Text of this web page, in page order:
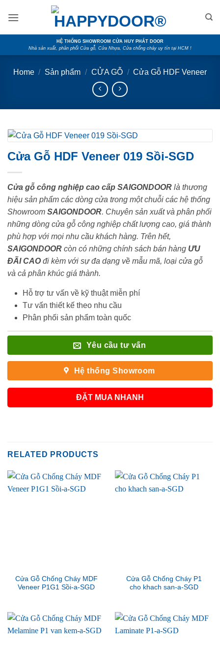
HỆ THỐNG SHOWROOM CỬA HUY PHÁT DOOR
Nhà sản xuất, phân phối Cửa gỗ, Cửa Nhựa, Cửa chống cháy uy tín tại HCM !
Home / Sản phẩm / CỬA GỖ / Cửa Gỗ HDF Veneer
Cửa Gỗ HDF Veneer 019 Sồi-SGD
Cửa gỗ công nghiệp cao cấp SAIGONDOOR là thương
hiệu sản phẩm các dòng cửa trong một chuỗi các hệ thống
Showroom SAIGONDOOR. Chuyên sản xuất và phân phối
những dòng cửa gỗ công nghiệp chất lượng cao, giá thành
phù hợp với mọi nhu cầu khách hàng. Trên hết,
SAIGONDOOR còn có những chính sách bán hàng ƯU
ĐÃI CAOđi kèm với sự đa dạng về mẫu mã, loại cửa gỗ
và cả phân khúc giá thành.
Hỗ trợ tư vấn về kỹ thuật miễn phí
Tư vấn thiết kế theo nhu cầu
Phân phối sản phẩm toàn quốc
Yêu cầu tư vấn
Hệ thống Showroom
ĐẶT MUA NHANH
RELATED PRODUCTS
Cửa Gỗ Chống Cháy MDF
Veneer P1G1 Sồi-a-SGD
Cửa Gỗ Chống Cháy P1
cho khach san-a-SGD